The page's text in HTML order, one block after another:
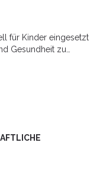
für Kinder eingesetzt
Gesundheit zu
Reiki in den Alltag